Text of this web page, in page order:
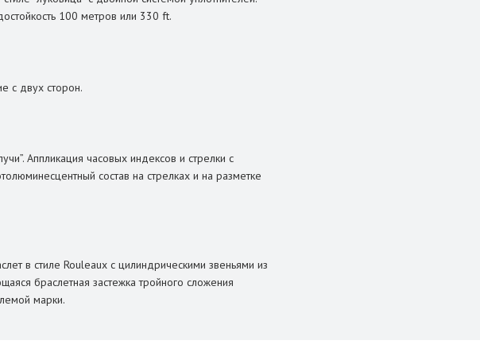
100 метров или 330 ft.
с двух сторон.
Аппликация часовых индексов и стрелки с
состав на стрелках и на разметке
в стиле Rouleaux с цилиндрическими звеньями из
браслетная застежка тройного сложения
марки.